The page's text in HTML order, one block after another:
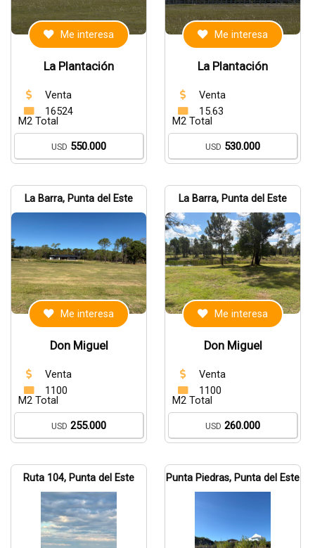
Me interesa
La Plantación
Venta
16524
M2 Total
USD 550.000
Me interesa
La Plantación
Venta
15.63
M2 Total
USD 530.000
La Barra, Punta del Este
Me interesa
Don Miguel
Venta
1100
M2 Total
USD 255.000
La Barra, Punta del Este
Me interesa
Don Miguel
Venta
1100
M2 Total
USD 260.000
Ruta 104, Punta del Este Punta Piedras, Punta del Este